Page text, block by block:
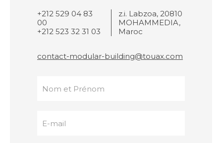
+212 529 04 83
00
+212 523 32 31 03
z.i. Labzoa, 20810
MOHAMMEDIA,
Maroc
contact-modular-building@touax.com